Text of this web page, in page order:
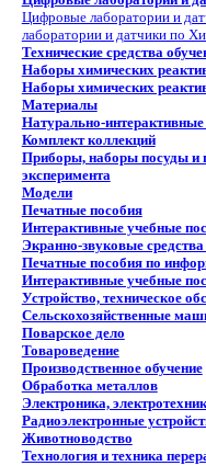
Цифровые лаборатории и
лаборатории и датчики по
Технические средства
Наборы химических
Наборы химических
Материалы
Натурально-интерактивные
Комплект коллекций
Приборы, наборы посуды и
эксперимента
Модели
Печатные пособия
Интерактивные учебные
Экранно-звуковые
Печатные пособия по
Интерактивные учебные
Устройство, техническое
Сельскохозяйственные
Поварское дело
Товароведение
Производственное обучение
Обработка металлов
Электроника,
Радиоэлектронные
Животноводство
Технология и техника